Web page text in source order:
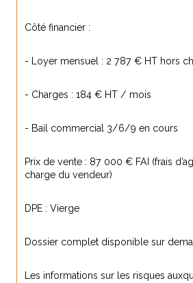
Côté financier :
- Loyer mensuel : 2 787 € HT hors
- Charges : 184 € HT / mois
- Bail commercial 3/6/9 en cours
Prix de vente : 87 000 € FAI (frais
charge du vendeur)
DPE : Vierge
Dossier complet disponible sur
Les informations sur les risques